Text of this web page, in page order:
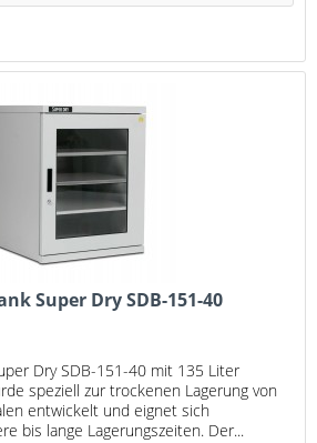
Super Dry SDB-151-40
Dry SDB-151-40 mit 135 Liter
speziell zur trockenen Lagerung von
entwickelt und eignet sich
bis lange Lagerungszeiten. Der...